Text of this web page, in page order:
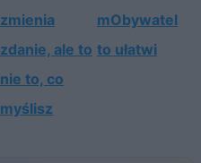
zmienia
zdanie, ale to
nie to, co
myślisz
mObywatel
to ułatwi